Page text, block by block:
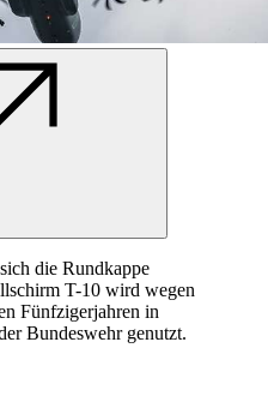
die Rundkappe
T-10 wird wegen
Fünfzigerjahren in
Bundeswehr genutzt.